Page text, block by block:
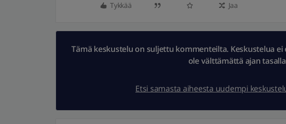
Tykkää Jaa
Tämä keskustelu on suljettu kommenteilta. Keskustelua
ole välttämättä ajan
Etsi samasta aiheesta uudempi